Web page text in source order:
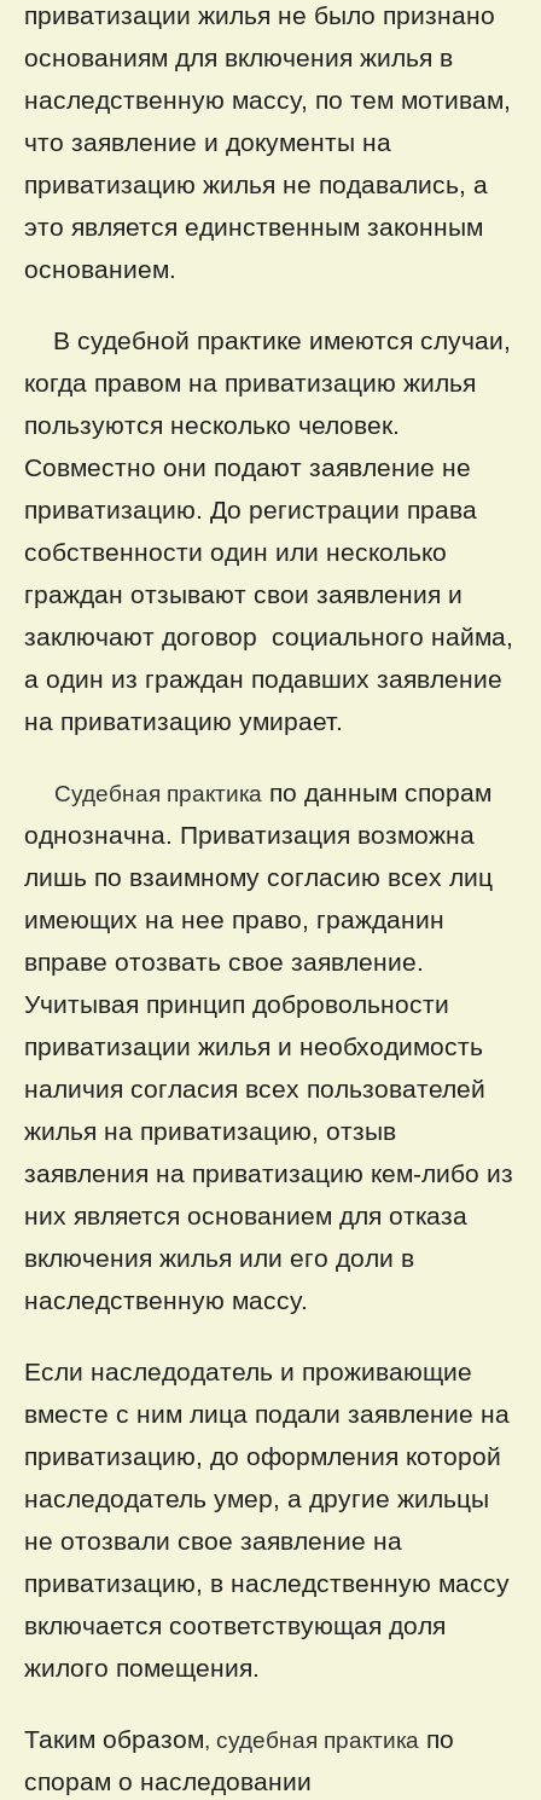
приватизации жилья не было признано
основаниям для включения жилья в
наследственную массу, по тем мотивам,
что заявление и документы на
приватизацию жилья не подавались, а
это является единственным законным
основанием.
В судебной практике имеются случаи,
когда правом на приватизацию жилья
пользуются несколько человек.
Совместно они подают заявление не
приватизацию. До регистрации права
собственности один или несколько
граждан отзывают свои заявления и
заключают договор социального найма,
а один из граждан подавших заявление
на приватизацию умирает.
Судебная практика по данным спорам
однозначна. Приватизация возможна
лишь по взаимному согласию всех лиц
имеющих на нее право, гражданин
вправе отозвать свое заявление.
Учитывая принцип добровольности
приватизации жилья и необходимость
наличия согласия всех пользователей
жилья на приватизацию, отзыв
заявления на приватизацию кем-либо из
них является основанием для отказа
включения жилья или его доли в
наследственную массу.
Если наследодатель и проживающие
вместе с ним лица подали заявление на
приватизацию, до оформления которой
наследодатель умер, а другие жильцы
не отозвали свое заявление на
приватизацию, в наследственную массу
включается соответствующая доля
жилого помещения.
Таким образом, судебная практика по
спорам о наследовании